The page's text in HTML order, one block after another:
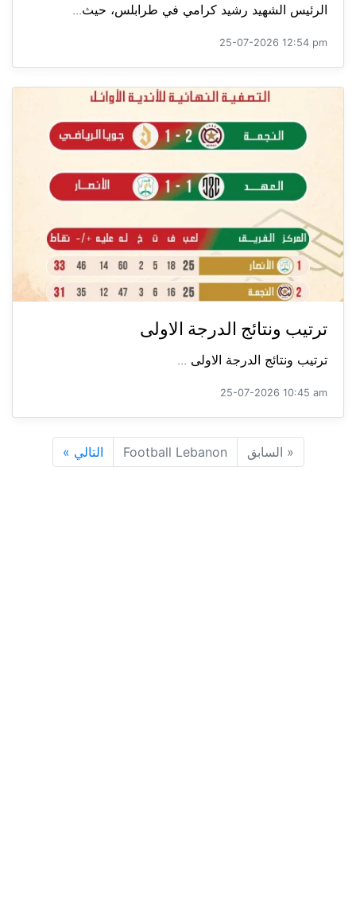
الرئيس الشهيد رشيد كرامي في طرابلس، حيث...
25-07-2026 12:54 pm
ترتيب ونتائج الدرجة الاولى
ترتيب ونتائج الدرجة الاولى ...
25-07-2026 10:45 am
« السابق Football Lebanon التالي »